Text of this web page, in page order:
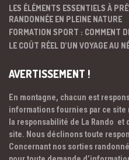
LES ÉLÉMENTS ESSENTIELS À
RANDONNÉE EN PLEINE NATURE
FORMATION SPORT : COMMENT
LE COÛT RÉEL D’UN VOYAGE AU
AVERTISSEMENT !
En montagne, chacun est
informations fournies par ce site
la responsabilité de La Rando
site. Nous déclinons toute
Concernant nos sorties